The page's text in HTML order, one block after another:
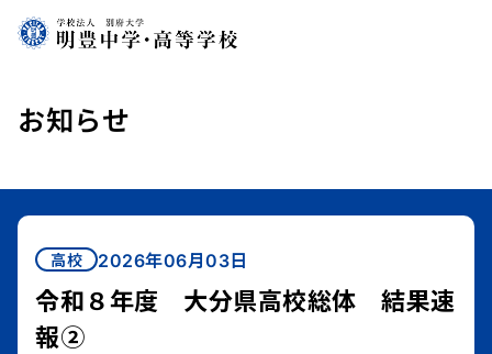
明
豊
学
校
お知らせ
令和８年度 大分県高校総体 結果速
報②
高校 2026年06月03日